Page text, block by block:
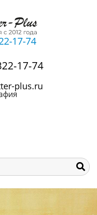
17-74
17-74
plus.ru